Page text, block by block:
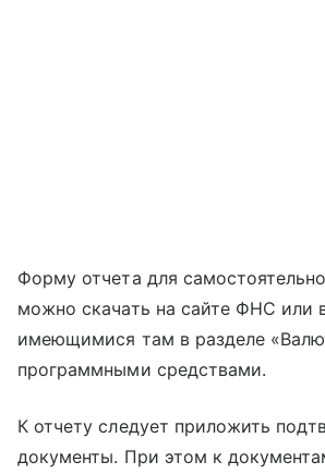
Форму отчета для
можно скачать на сайте ФНС или
имеющимися там в разделе
программными средствами.
К отчету следует приложить
документы. При этом к